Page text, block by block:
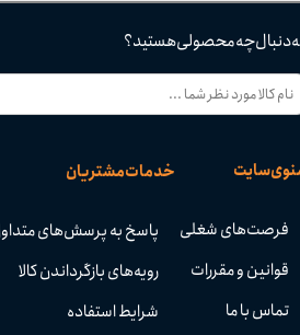
خدمات مشتریان
پاسخ به پرسش‌های
رویه‌های بازگرداندن کالا
شرایط استفاده
سایت
فرصت‌های شغلی
قوانین و مقررات
تماس با ما
دنبال چه محصولی هستید؟